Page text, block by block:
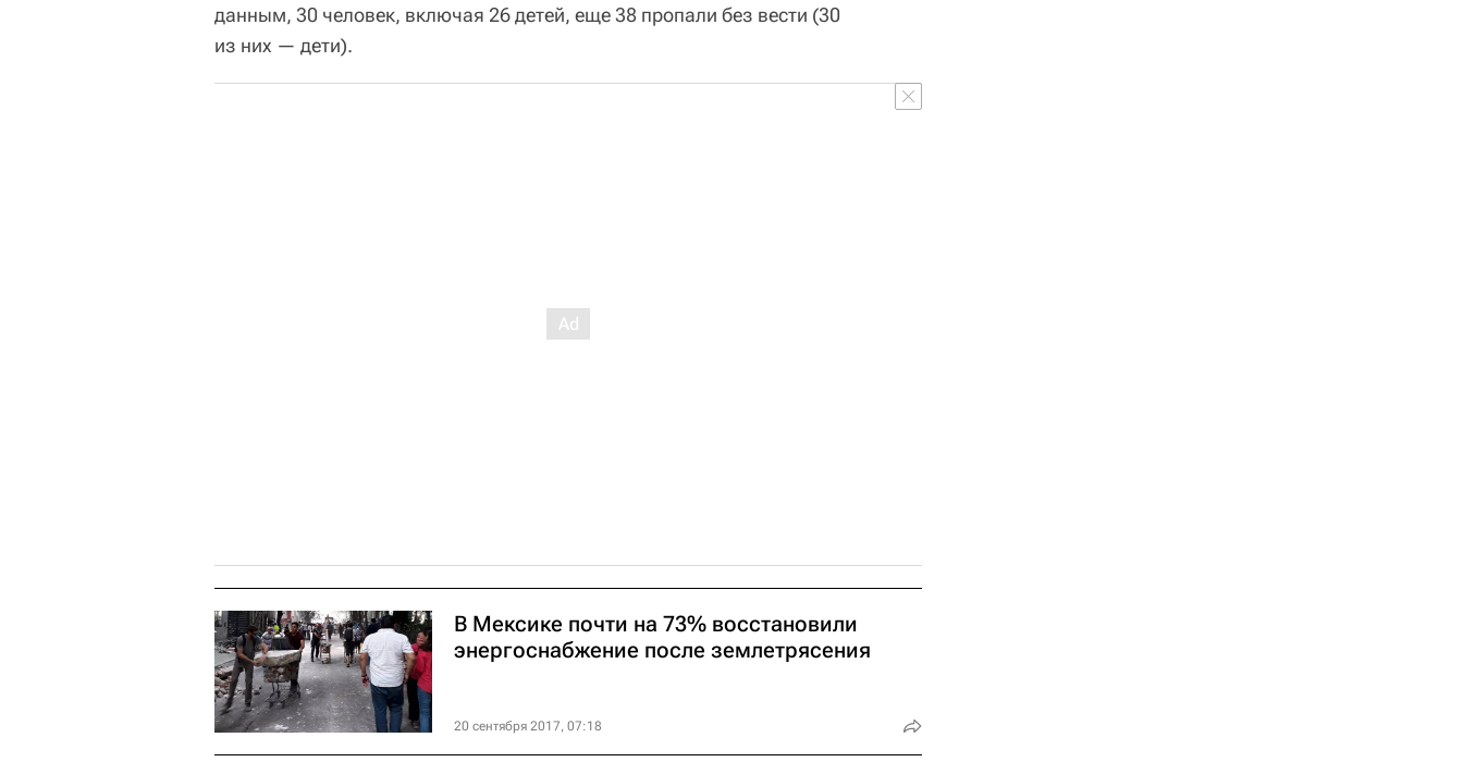
данным, 30 человек, включая 26 детей, еще 38 пропали без вести (30
из них — дети).
В Мексике почти на 73% восстановили
энергоснабжение после землетрясения
20 сентября 2017, 07:18